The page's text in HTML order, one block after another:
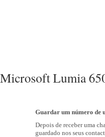
Microsoft Lumia
Guardar um número de
Depois de receber uma
guardado nos seus